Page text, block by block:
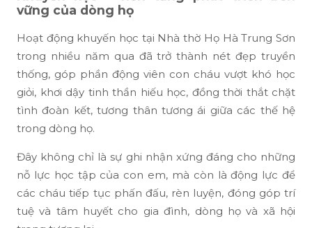
vững của dòng họ
Hoạt động khuyến học tại Nhà thờ Họ Hà Trung Sơn
trong nhiều năm qua đã trở thành nét đẹp truyền
thống, góp phần động viên con cháu vượt khó học
giỏi, khơi dậy tinh thần hiếu học, đồng thời thắt chặt
tình đoàn kết, tương thân tương ái giữa các thế hệ
trong dòng họ.
Đây không chỉ là sự ghi nhận xứng đáng cho những
nỗ lực học tập của con em, mà còn là động lực để
các cháu tiếp tục phấn đấu, rèn luyện, đóng góp trí
tuệ và tâm huyết cho gia đình, dòng họ và xã hội